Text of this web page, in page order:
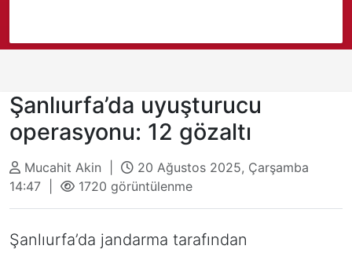
Şanlıurfa’da uyuşturucu
operasyonu: 12 gözaltı
Mucahit Akin |
20 Ağustos 2025, Çarşamba
14:47 |
1720 görüntülenme
Şanlıurfa’da jandarma tarafından